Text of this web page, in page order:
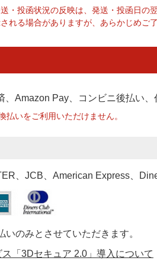
・投函状況の反映は、発送・投函日の
れる場合がありますが、あらかじめご了
、Amazon Pay、コンビニ後払い
いをご利用いただけません。
、JCB、American Express、
のみとさせていただきます。
「3Dセキュア 2.0」導入について